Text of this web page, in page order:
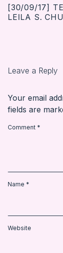
[30/09/17]
LEILA S.
Leave a Reply
Your email
fields are
Comment *
Name *
Website